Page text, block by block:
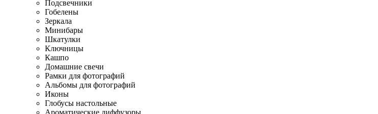
Подсвечники
Гобелены
Зеркала
Минибары
Шкатулки
Ключницы
Кашпо
Домашние свечи
Рамки для фотографий
Альбомы для фотографий
Иконы
Глобусы настольные
Ароматические диффузоры